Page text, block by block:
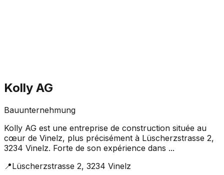
Kolly AG
Bauunternehmung
Kolly AG est une entreprise de construction située au
cœur de Vinelz, plus précisément à Lüscherzstrasse 2,
3234 Vinelz. Forte de son expérience dans ...
📍Lüscherzstrasse 2, 3234 Vinelz